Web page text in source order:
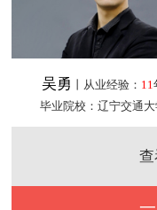
吴勇 丨从业经验： 11
毕业院校：辽宁交通